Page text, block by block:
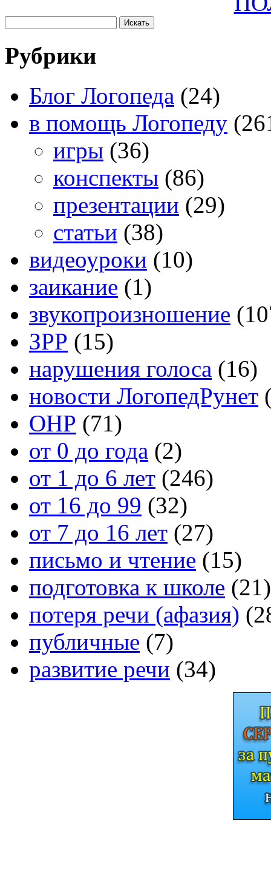
Рубрики
Блог Логопеда (24)
в помощь Логопеду
игры (36)
конспекты (86)
презентации (29)
статьи (38)
видеоуроки (10)
заикание (1)
звукопроизношение
ЗРР (15)
нарушения голоса (16)
новости ЛогопедРунет
ОНР (71)
от 0 до года (2)
от 1 до 6 лет (246)
от 16 до 99 (32)
от 7 до 16 лет (27)
письмо и чтение (15)
подготовка к школе (21)
потеря речи (афазия)
публичные (7)
развитие речи (34)